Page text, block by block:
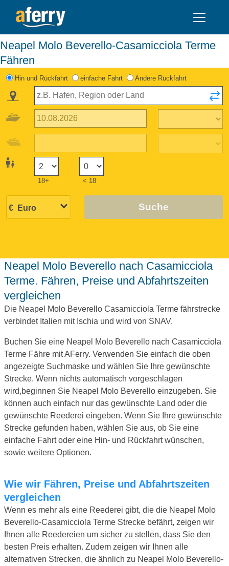
Neapel Molo Beverello-Casamicciola Terme
Fähren
Hin und Rückfahrt einfache Fahrt Andere Rückfahrt
18+ < 18
Suche
Neapel Molo Beverello nach Casamicciola
Terme. Fähren, Preise und Abfahrtszeiten
vergleichen
Die Neapel Molo Beverello Casamicciola Terme fährstrecke
verbindet Italien mit Ischia und wird von SNAV.
Buchen Sie eine Neapel Molo Beverello nach Casamicciola
Terme Fähre mit AFerry. Verwenden Sie einfach die oben
angezeigte Suchmaske und wählen Sie Ihre gewünschte
Strecke. Wenn nichts automatisch vorgeschlagen
wird,beginnen Sie Neapel Molo Beverello einzugeben. Sie
können auch einfach nur das gewünschte Land oder die
gewünschte Reederei eingeben. Wenn Sie Ihre gewünschte
Strecke gefunden haben, wählen Sie aus, ob Sie eine
einfache Fahrt oder eine Hin- und Rückfahrt wünschen,
sowie weitere Optionen.
Wie wir Fähren, Preise und Abfahrtszeiten
vergleichen
Wenn es mehr als eine Reederei gibt, die die Neapel Molo
Beverello-Casamicciola Terme Strecke befährt, zeigen wir
Ihnen alle Reedereien um sicher zu stellen, dass Sie den
besten Preis erhalten. Zudem zeigen wir Ihnen alle
alternativen Strecken, die ähnlich zu Neapel Molo Beverello-